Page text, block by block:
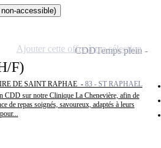
accessible)
F)
DE SAINT RAPHAE - 83 - ST RAPHAEL
CDD sur notre Clinique La Chenevière, afin de
de repas soignés, savoureux, adaptés à leurs
CDDTemps plein
Ajouter cette offre à ma sélection